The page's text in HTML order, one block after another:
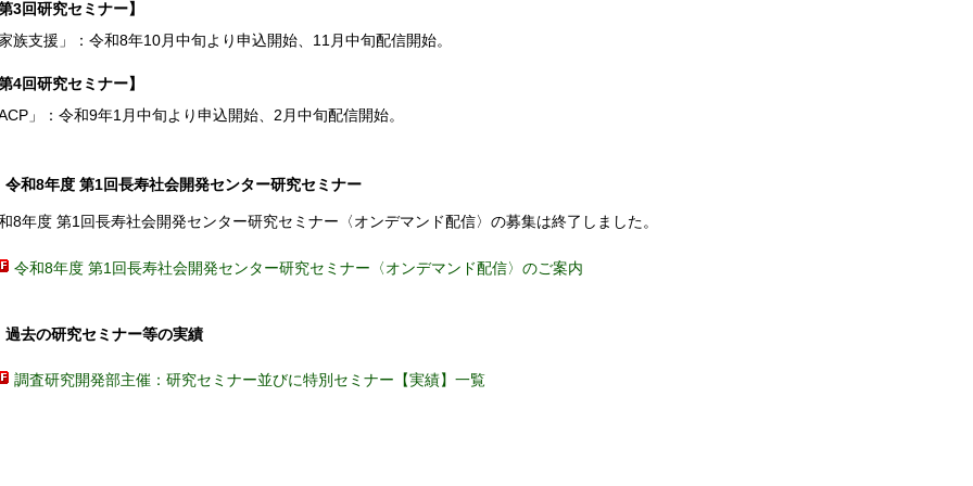
第3回研究セミナー】
家族支援」：令和8年10月中旬より申込開始、11月中旬配信開始。
第4回研究セミナー】
ACP」：令和9年1月中旬より申込開始、2月中旬配信開始。
令和8年度 第1回長寿社会開発センター研究セミナー
8年度 第1回長寿社会開発センター研究セミナー〈オンデマンド配信〉の募集は終了しました。
令和8年度 第1回長寿社会開発センター研究セミナー〈オンデマンド配信〉のご案内
過去の研究セミナー等の実績
調査研究開発部主催：研究セミナー並びに特別セミナー【実績】一覧